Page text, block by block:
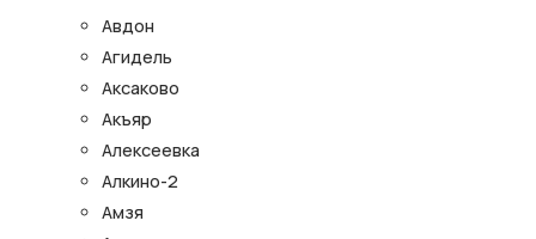
Авдон
Агидель
Аксаково
Акъяр
Алексеевка
Алкино-2
Амзя